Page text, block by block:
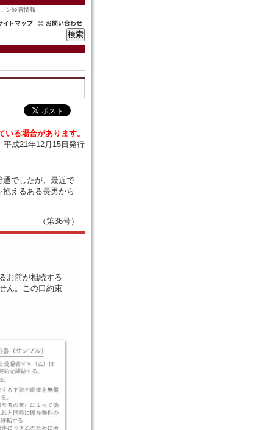
ン経営情報
る場合があります。
平成21年12月15日発行
通でしたが、最近で
えるある長男から
（第36号）
お前が相続する
ん。この口約束